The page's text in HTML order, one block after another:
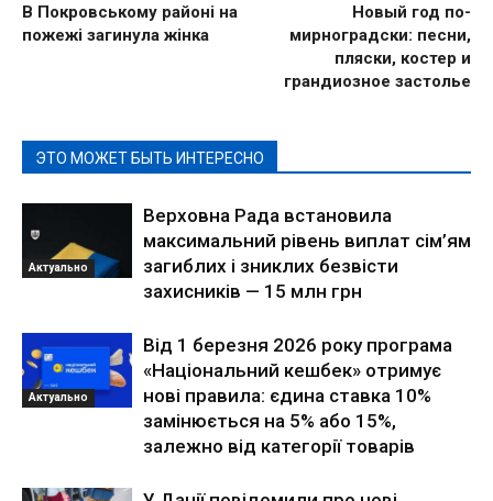
В Покровському районі на
пожежі загинула жінка
Новый год по-
мирноградски: песни,
пляски, костер и
грандиозное застолье
ЭТО МОЖЕТ БЫТЬ ИНТЕРЕСНО
Актуально
Верховна Рада встановила
максимальний рівень виплат сім’ям
загиблих і зниклих безвісти
захисників — 15 млн грн
Актуально
Від 1 березня 2026 року програма
«Національний кешбек» отримує
нові правила: єдина ставка 10%
замінюється на 5% або 15%,
залежно від категорії товарів